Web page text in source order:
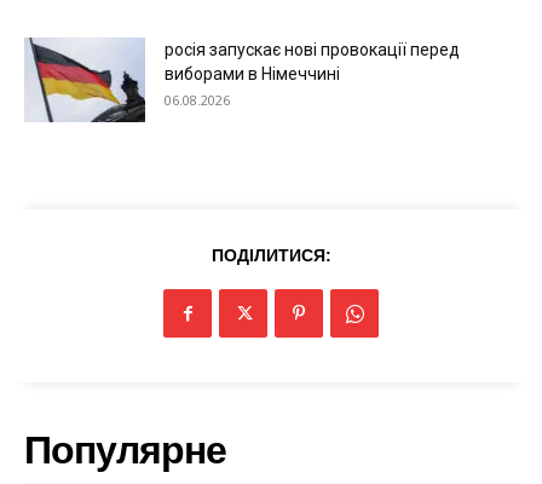
росія запускає нові провокації перед
виборами в Німеччині
06.08.2026
ПОДІЛИТИСЯ:
Популярне